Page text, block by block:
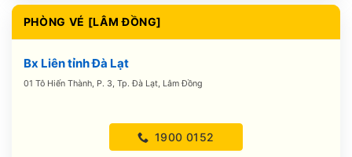
PHÒNG VÉ [LÂM ĐỒNG]
Bx Liên tỉnh Đà Lạt
01 Tô Hiến Thành, P. 3, Tp. Đà Lạt, Lâm Đồng
1900 0152